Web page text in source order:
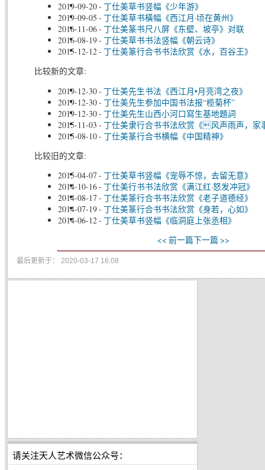
2019-09-20- 丁仕美草书竖幅《少年游》
2019-09-05 - 丁仕美草书橫幅《西江月·顷在黄州》
2016-11-06- 丁仕美篆书尺八屏《东壁、坡亭》对联
2016-08-19- 丁仕美草书书法竖幅《朝云诗》
2015-12-12- 丁仕美篆行合书书法欣赏《水，百谷王》
比较新的文章:
2019-12-30- 丁仕美先生书法《西江月•月亮湾之夜》
2019-12-30- 丁仕美先生参加中国书法报“榄菊杯”
2019-12-30- 丁仕美先生山西小河口寫生基地題詞
2015-11-03 - 丁仕美隶行合书书法欣赏《风声雨声，家
2015-08-10- 丁仕美篆行合书横幅《中国精神》
比较旧的文章:
2015-04-07 - 丁仕美草书竖幅《宠辱不惊，去留无意》
2014-10-16- 丁仕美行书书法欣赏《满江红·怒发冲冠》
2014-08-17 - 丁仕美篆行合书书法欣赏《老子道德经》
2014-07-19- 丁仕美篆行合书书法欣赏《身若，心如》
2014-06-12- 丁仕美草书竖幅《临洞庭上张丞相》
<< 前一篇下一篇 >>
最后更新于： 2020-03-17 16:08
请关注天人艺术微信公众号：